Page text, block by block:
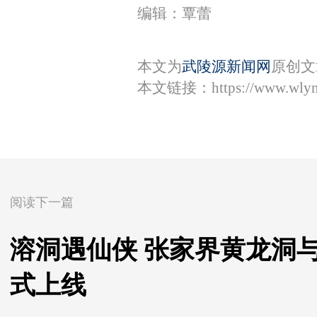
编辑：覃蕾
本文为武陵源新闻网 原创
本文链接： https://
阅读下一篇
溶洞遇仙侠 张家界黄龙洞
式上线